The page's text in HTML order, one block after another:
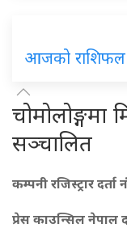
आजको राशिफल
चोमोलोङ्गमा
सञ्चालित
कम्पनी रजिस्ट्रार दर्ता
प्रेस काउन्सिल नेपाल